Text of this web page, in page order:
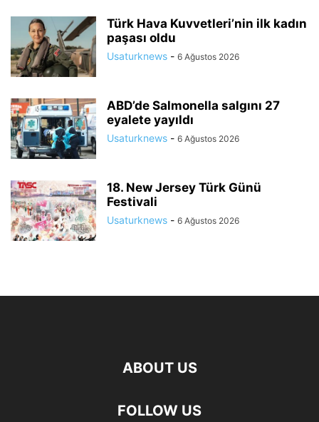
Türk Hava Kuvvetleri’nin ilk kadın
paşası oldu
Usaturknews - 6 Ağustos 2026
ABD’de Salmonella salgını 27
eyalete yayıldı
Usaturknews - 6 Ağustos 2026
18. New Jersey Türk Günü
Festivali
Usaturknews - 6 Ağustos 2026
ABOUT US
FOLLOW US